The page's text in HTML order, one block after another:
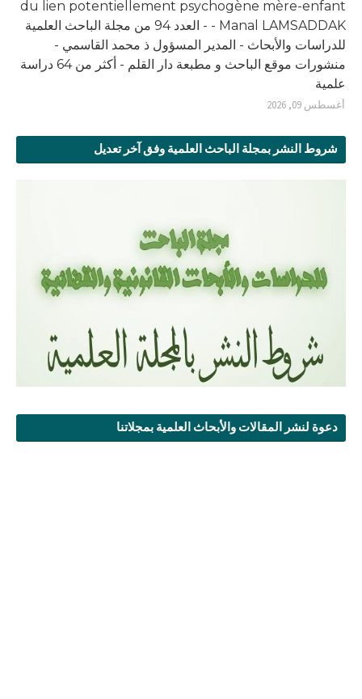
du lien potentiellement psychogène mère-enfant
- Manal LAMSADDAK - العدد 94 من مجلة الباحث العلمية
للدراسات والأبحاث - المدير المسؤول ذ محمد القاسمي -
منشورات موقع الباحث و مطبعة دار القلم - أكثر من 64 دراسة
علمية
أغسطس 09, 2026
شروط النشر بمجلة الباحث العلمية وفق آخر تعديل
دعوة لنشر المقالات والأبحاث العلمية بمجلاتنا